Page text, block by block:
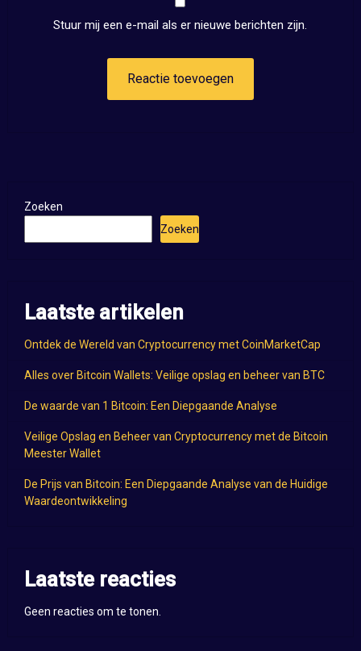
Stuur mij een e-mail als er nieuwe berichten zijn.
Zoeken
Zoeken
Laatste artikelen
Ontdek de Wereld van Cryptocurrency met CoinMarketCap
Alles over Bitcoin Wallets: Veilige opslag en beheer van BTC
De waarde van 1 Bitcoin: Een Diepgaande Analyse
Veilige Opslag en Beheer van Cryptocurrency met de Bitcoin
Meester Wallet
De Prijs van Bitcoin: Een Diepgaande Analyse van de Huidige
Waardeontwikkeling
Laatste reacties
Geen reacties om te tonen.